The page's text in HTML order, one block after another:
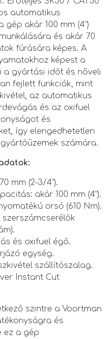
automatikus
akár 100 mm (4”)
és akár 70
fúrására képes. A
képest a
a gyártási időt és növeli
fejlett funkciók, mint
az automatikus
és az oxifuel
és
így elengedhetetlen
számára.
mm (2-3/4”).
akár 100 mm (4”).
orsó (610 Nm).
szerszámcserélők
és oxifuel égő.
egység.
szállítószalag.
Instant Cut
szintre a Voortman
és
ez a gép